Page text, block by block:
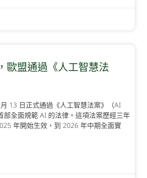
歐盟通過《人工智慧法
13 日正式通過《人工智慧法案》（AI
部全面規範 AI 的法律。這項法案歷經三年
年開始生效，到 2026 年中期全面實